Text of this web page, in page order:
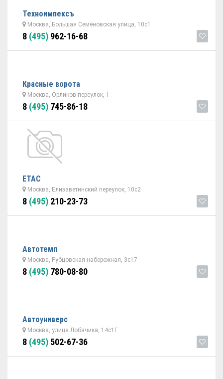
Техноимпексъ
Москва, Большая Семёновская улица, 10с1
8 (495) 962-16-68
Красные ворота
Москва, Орликов переулок, 1
8 (495) 745-86-18
ETAC
Москва, Елизаветинский переулок, 10с2
8 (495) 210-23-73
Автотемп
Москва, Рубцовская набережная, 3с17
8 (495) 780-08-80
Автоуниверс
Москва, улица Лобачика, 14с1Г
8 (495) 502-67-36